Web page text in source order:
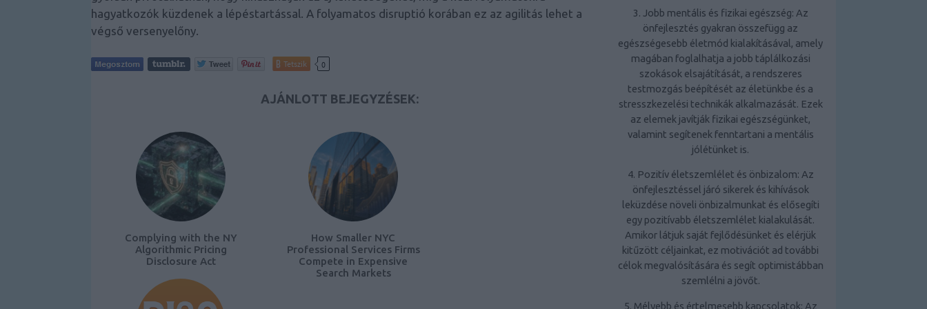
hagyatkozók küzdenek a lépéstartással. A folyamatos disruptió korában ez az agilitás lehet a
végső versenyelőny.
Tetszik 0
AJÁNLOTT BEJEGYZÉSEK:
Complying with the NY
Algorithmic Pricing
Disclosure Act
How Smaller NYC
Professional Services Firms
Compete in Expensive
Search Markets
3. Jobb mentális és fizikai egészség: Az
önfejlesztés gyakran összefügg az
egészségesebb életmód kialakításával, amely
magában foglalhatja a jobb táplálkozási
szokások elsajátítását, a rendszeres
testmozgás beépítését az életünkbe és a
stresszkezelési technikák alkalmazását. Ezek
az elemek javítják fizikai egészségünket,
valamint segítenek fenntartani a mentális
jólétünket is.
4. Pozitív életszemlélet és önbizalom: Az
önfejlesztéssel járó sikerek és kihívások
leküzdése növeli önbizalmunkat és elősegíti
egy pozitívabb életszemlélet kialakulását.
Amikor látjuk saját fejlődésünket és elérjük
kitűzött céljainkat, ez motivációt ad további
célok megvalósítására és segít optimistábban
szemlélni a jövőt.
5. Mélyebb és értelmesebb kapcsolatok: Az